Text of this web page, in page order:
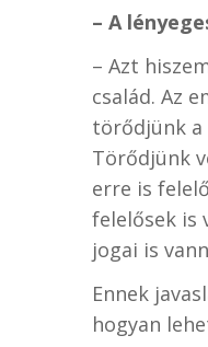
– A
– Azt
család. Az
törődjünk a
Törődjünk
erre is
felelősek is
jogai is
Ennek
hogyan